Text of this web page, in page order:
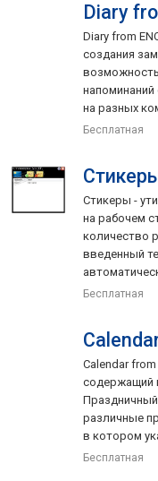
Diary
Diary from
создания
на разных
Бесплатная
Стикеры -
на рабочем
количество
введенный
Бесплатная
Calendar
содержащий
различные
в котором
Бесплатная